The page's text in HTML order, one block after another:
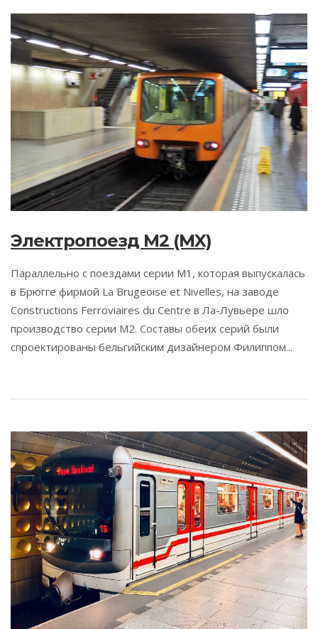
Электропоезд M2 (MX)
Параллельно с поездами серии M1, которая выпускалась
в Брюгге фирмой La Brugeoise et Nivelles, на заводе
Constructions Ferroviaires du Centre в Ла-Лувьере шло
производство серии M2. Составы обеих серий были
спроектированы бельгийским дизайнером Филиппом...